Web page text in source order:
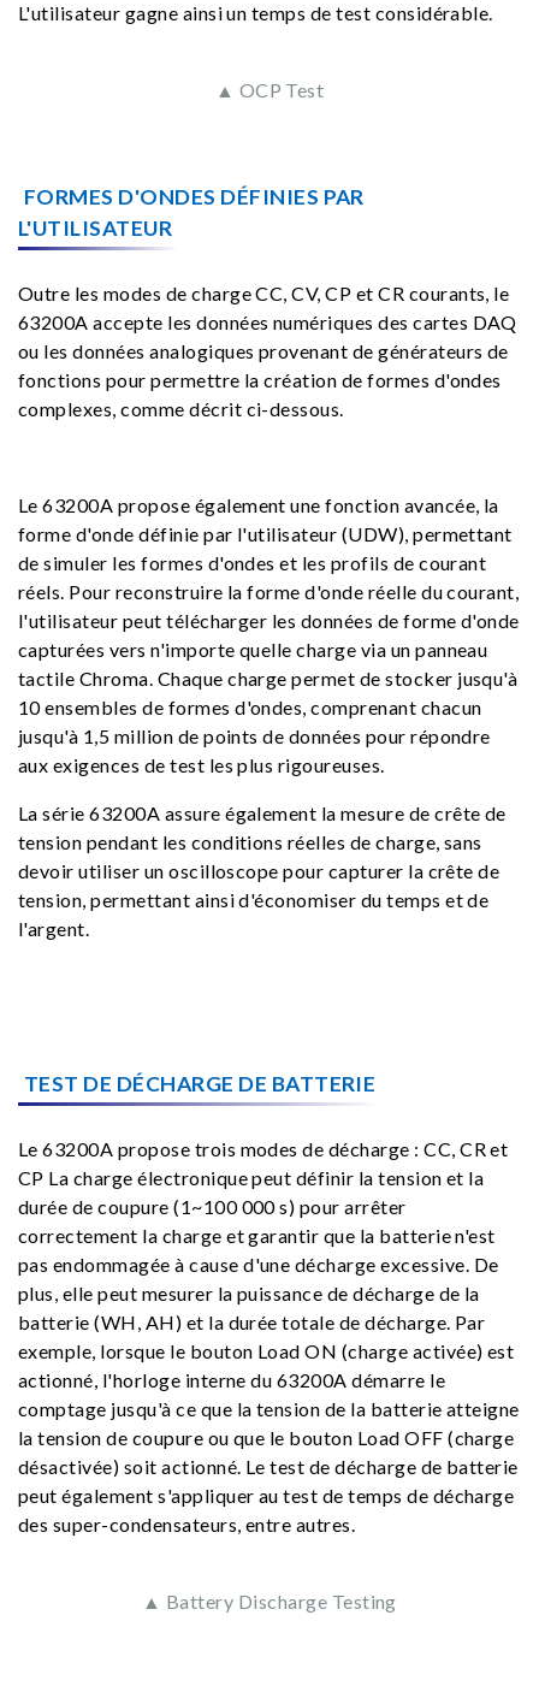
L'utilisateur gagne ainsi un temps de test considérable.
▲ OCP Test
FORMES D'ONDES DÉFINIES PAR
L'UTILISATEUR
Outre les modes de charge CC, CV, CP et CR courants, le
63200A accepte les données numériques des cartes DAQ
ou les données analogiques provenant de générateurs de
fonctions pour permettre la création de formes d'ondes
complexes, comme décrit ci-dessous.
Le 63200A propose également une fonction avancée, la
forme d'onde définie par l'utilisateur (UDW), permettant
de simuler les formes d'ondes et les profils de courant
réels. Pour reconstruire la forme d'onde réelle du courant,
l'utilisateur peut télécharger les données de forme d'onde
capturées vers n'importe quelle charge via un panneau
tactile Chroma. Chaque charge permet de stocker jusqu'à
10 ensembles de formes d'ondes, comprenant chacun
jusqu'à 1,5 million de points de données pour répondre
aux exigences de test les plus rigoureuses.
La série 63200A assure également la mesure de crête de
tension pendant les conditions réelles de charge, sans
devoir utiliser un oscilloscope pour capturer la crête de
tension, permettant ainsi d'économiser du temps et de
l'argent.
TEST DE DÉCHARGE DE BATTERIE
Le 63200A propose trois modes de décharge : CC, CR et
CP La charge électronique peut définir la tension et la
durée de coupure (1~100 000 s) pour arrêter
correctement la charge et garantir que la batterie n'est
pas endommagée à cause d'une décharge excessive. De
plus, elle peut mesurer la puissance de décharge de la
batterie (WH, AH) et la durée totale de décharge. Par
exemple, lorsque le bouton Load ON (charge activée) est
actionné, l'horloge interne du 63200A démarre le
comptage jusqu'à ce que la tension de la batterie atteigne
la tension de coupure ou que le bouton Load OFF (charge
désactivée) soit actionné. Le test de décharge de batterie
peut également s'appliquer au test de temps de décharge
des super-condensateurs, entre autres.
▲ Battery Discharge Testing